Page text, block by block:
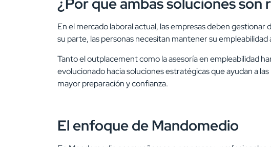
En el mercado laboral actual, las empresas deben gestionar
su parte, las personas necesitan mantener su empleabilidad
Tanto el outplacement como la asesoría en empleabilidad
evolucionado hacia soluciones estratégicas que ayudan a
mayor preparación y confianza.
El enfoque de Mandomedio